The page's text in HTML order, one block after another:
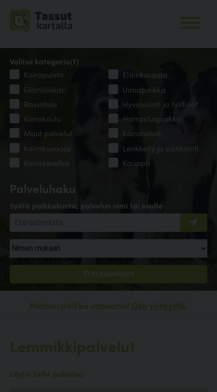
Palveluhaku
Syötä paikkakunta, palvelun nimi tai osoite
Valitse kategoria(t)
Koirapuisto
Eläinkauppa
Eläinlääkäri
Uimapaikka
Ravintola
Hyvinvointi ja hoitolat
Koirakoulu
Harrastuspaikka
Muut palvelut
Koirahotelli
Koirakuvaaja
Lenkkeily ja patikointi
Koirasovellus
Kauppa
Mainospaikka vapaana! Ota yhteyttä.
Lemmikkipalvelut
Löytyi 2494 palvelua